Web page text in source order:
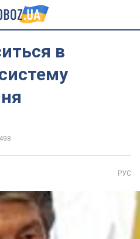
в
498
РУС